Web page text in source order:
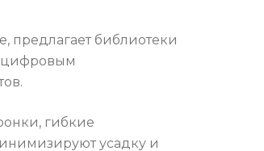
предлагает библиотеки
цифровым
гибкие
усадку и